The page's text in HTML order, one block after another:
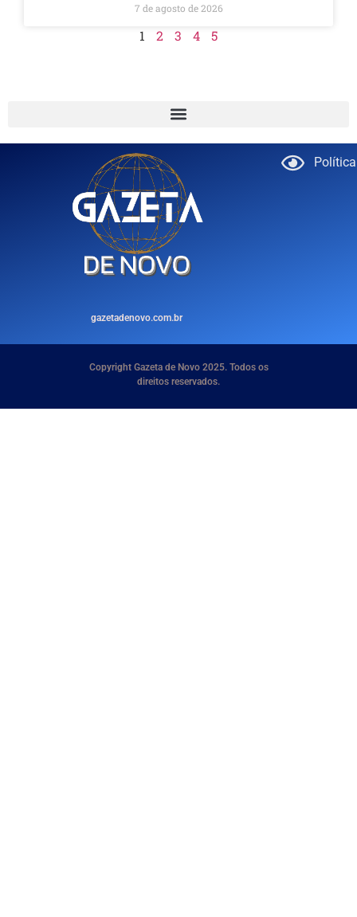
7 de agosto de 2026
1 2 3 4 5
gazetadenovo.com.br
Copyright Gazeta de Novo 2025. Todos os
direitos reservados.